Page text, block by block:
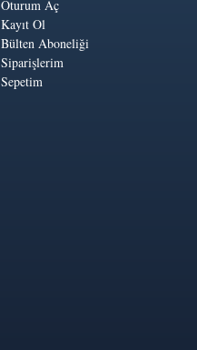
Oturum Aç
Kayıt Ol
Bülten Aboneliği
Siparişlerim
Sepetim